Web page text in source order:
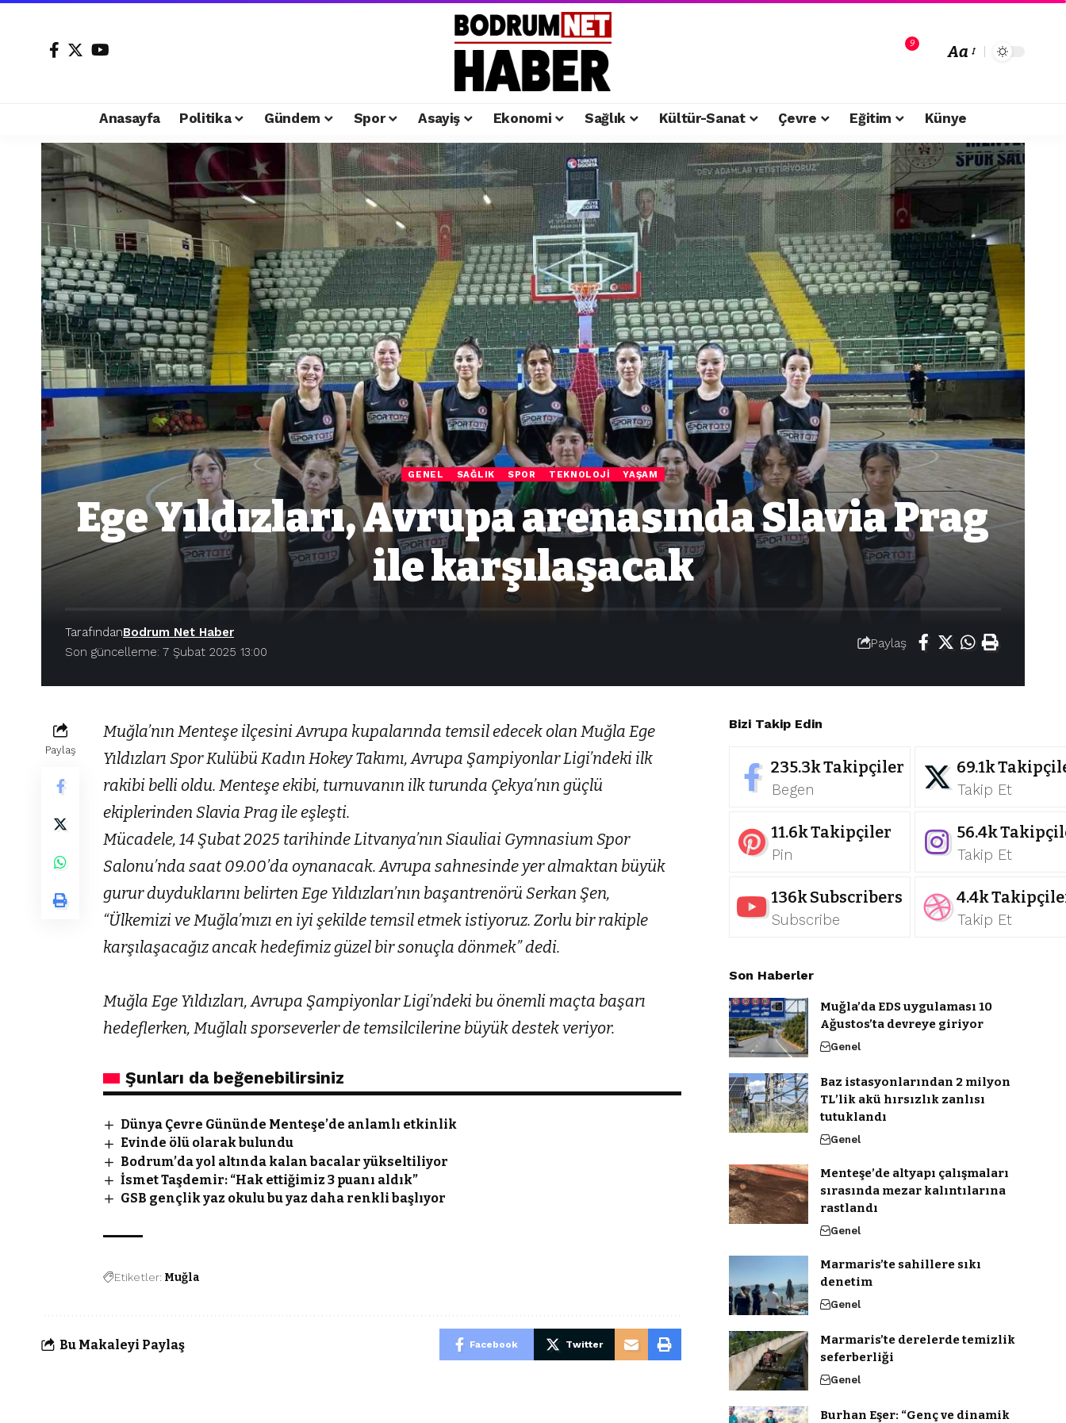
9 Aa
Anasayfa Politika Gündem Spor Asayiş Ekonomi Sağlık Kültür-Sanat Çevre Eğitim Künye
GENEL SAĞLIK SPOR TEKNOLOJI YAŞAM
Ege Yıldızları, Avrupa arenasında Slavia Prag
ile karşılaşacak
Son güncelleme: 7 Şubat 2025 13:00
TarafındanBodrum Net Haber
Paylaş
Paylaş
Muğla’nın Menteşe ilçesini Avrupa kupalarında temsil edecek olan Muğla Ege
Yıldızları Spor Kulübü Kadın Hokey Takımı, Avrupa Şampiyonlar Ligi’ndeki ilk
rakibi belli oldu. Menteşe ekibi, turnuvanın ilk turunda Çekya’nın güçlü
ekiplerinden Slavia Prag ile eşleşti.
Mücadele, 14 Şubat 2025 tarihinde Litvanya’nın Siauliai Gymnasium Spor
Salonu’nda saat 09.00’da oynanacak. Avrupa sahnesinde yer almaktan büyük
gurur duyduklarını belirten Ege Yıldızları’nın başantrenörü Serkan Şen,
“Ülkemizi ve Muğla’mızı en iyi şekilde temsil etmek istiyoruz. Zorlu bir rakiple
karşılaşacağız ancak hedefimiz güzel bir sonuçla dönmek” dedi.
Muğla Ege Yıldızları, Avrupa Şampiyonlar Ligi’ndeki bu önemli maçta başarı
hedeflerken, Muğlalı sporseverler de temsilcilerine büyük destek veriyor.
Şunları da beğenebilirsiniz
Dünya Çevre Gününde Menteşe’de anlamlı etkinlik
Evinde ölü olarak bulundu
Bodrum’da yol altında kalan bacalar yükseltiliyor
İsmet Taşdemir: “Hak ettiğimiz 3 puanı aldık”
GSB gençlik yaz okulu bu yaz daha renkli başlıyor
Etiketler: Muğla
Bu Makaleyi Paylaş Facebook Twitter
Bizi Takip Edin
235.3kTakipçiler
Begen
69.1k
Takip Et
11.6kTakipçiler
Pin
56.4k
Takip Et
136kSubscribers
Subscribe
4.4k
Takip Et
Son Haberler
Muğla’da EDS uygulaması 10
Ağustos’ta devreye giriyor
Genel
Baz istasyonlarından 2 milyon
TL’lik akü hırsızlık zanlısı
tutuklandı
Genel
Menteşe’de altyapı çalışmaları
sırasında mezar kalıntılarına
rastlandı
Genel
Marmaris’te sahillere sıkı
denetim
Genel
Marmaris’te derelerde temizlik
seferberliği
Genel
Burhan Eşer: “Genç ve dinamik